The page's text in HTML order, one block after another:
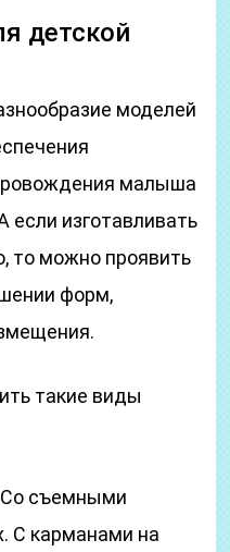
детской
моделей
малыша
если изготавливать
то можно проявить
форм,
такие виды
Со съемными
С карманами на